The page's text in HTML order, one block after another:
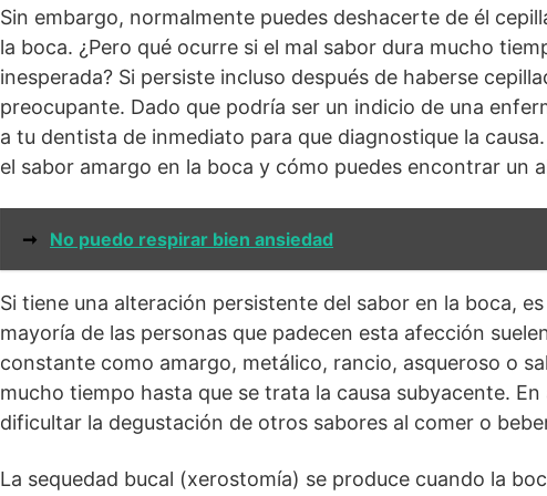
Sin embargo, normalmente puedes deshacerte de él
la boca. ¿Pero qué ocurre si el mal sabor dura mucho
inesperada? Si persiste incluso después de haberse
preocupante. Dado que podría ser un indicio de una
a tu dentista de inmediato para que diagnostique la
el sabor amargo en la boca y cómo puedes encontrar un
➞ No puedo respirar bien ansiedad
Si tiene una alteración persistente del sabor en la boca,
mayoría de las personas que padecen esta afección
constante como amargo, metálico, rancio, asqueroso o
mucho tiempo hasta que se trata la causa subyacente.
dificultar la degustación de otros sabores al comer o
La sequedad bucal (xerostomía) se produce cuando la